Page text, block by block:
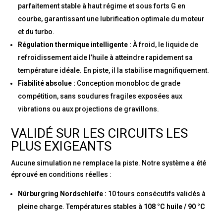
parfaitement stable à haut régime et sous forts G en
courbe, garantissant une lubrification optimale du moteur
et du turbo.
Régulation thermique intelligente : À froid, le liquide de
refroidissement aide l’huile à atteindre rapidement sa
température idéale. En piste, il la stabilise magnifiquement.
Fiabilité absolue : Conception monobloc de grade
compétition, sans soudures fragiles exposées aux
vibrations ou aux projections de gravillons.
VALIDÉ SUR LES CIRCUITS LES
PLUS EXIGEANTS
Aucune simulation ne remplace la piste. Notre système a été
éprouvé en conditions réelles :
Nürburgring Nordschleife : 10 tours consécutifs validés à
pleine charge. Températures stables à 108 °C huile / 90 °C